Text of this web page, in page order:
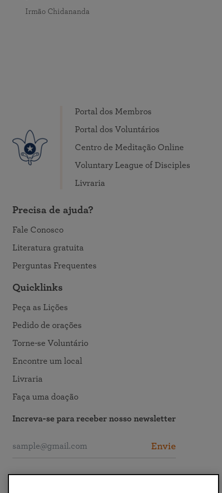
Irmão Chidananda
Portal dos Membros
Portal dos Voluntários
Centro de Meditação Online
Voluntary League of Disciples
Livraria
Precisa de ajuda?
Fale Conosco
Literatura gratuita
Perguntas Frequentes
Quicklinks
Peça as Lições
Pedido de orações
Torne-se Voluntário
Encontre um local
Livraria
Faça uma doação
Increva-se para receber nosso newsletter
Envie